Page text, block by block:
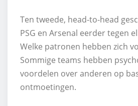
Ten tweede, head-to-head
PSG en Arsenal eerder tegen
Welke patronen hebben zich
Sommige teams hebben
voordelen over anderen op
ontmoetingen.